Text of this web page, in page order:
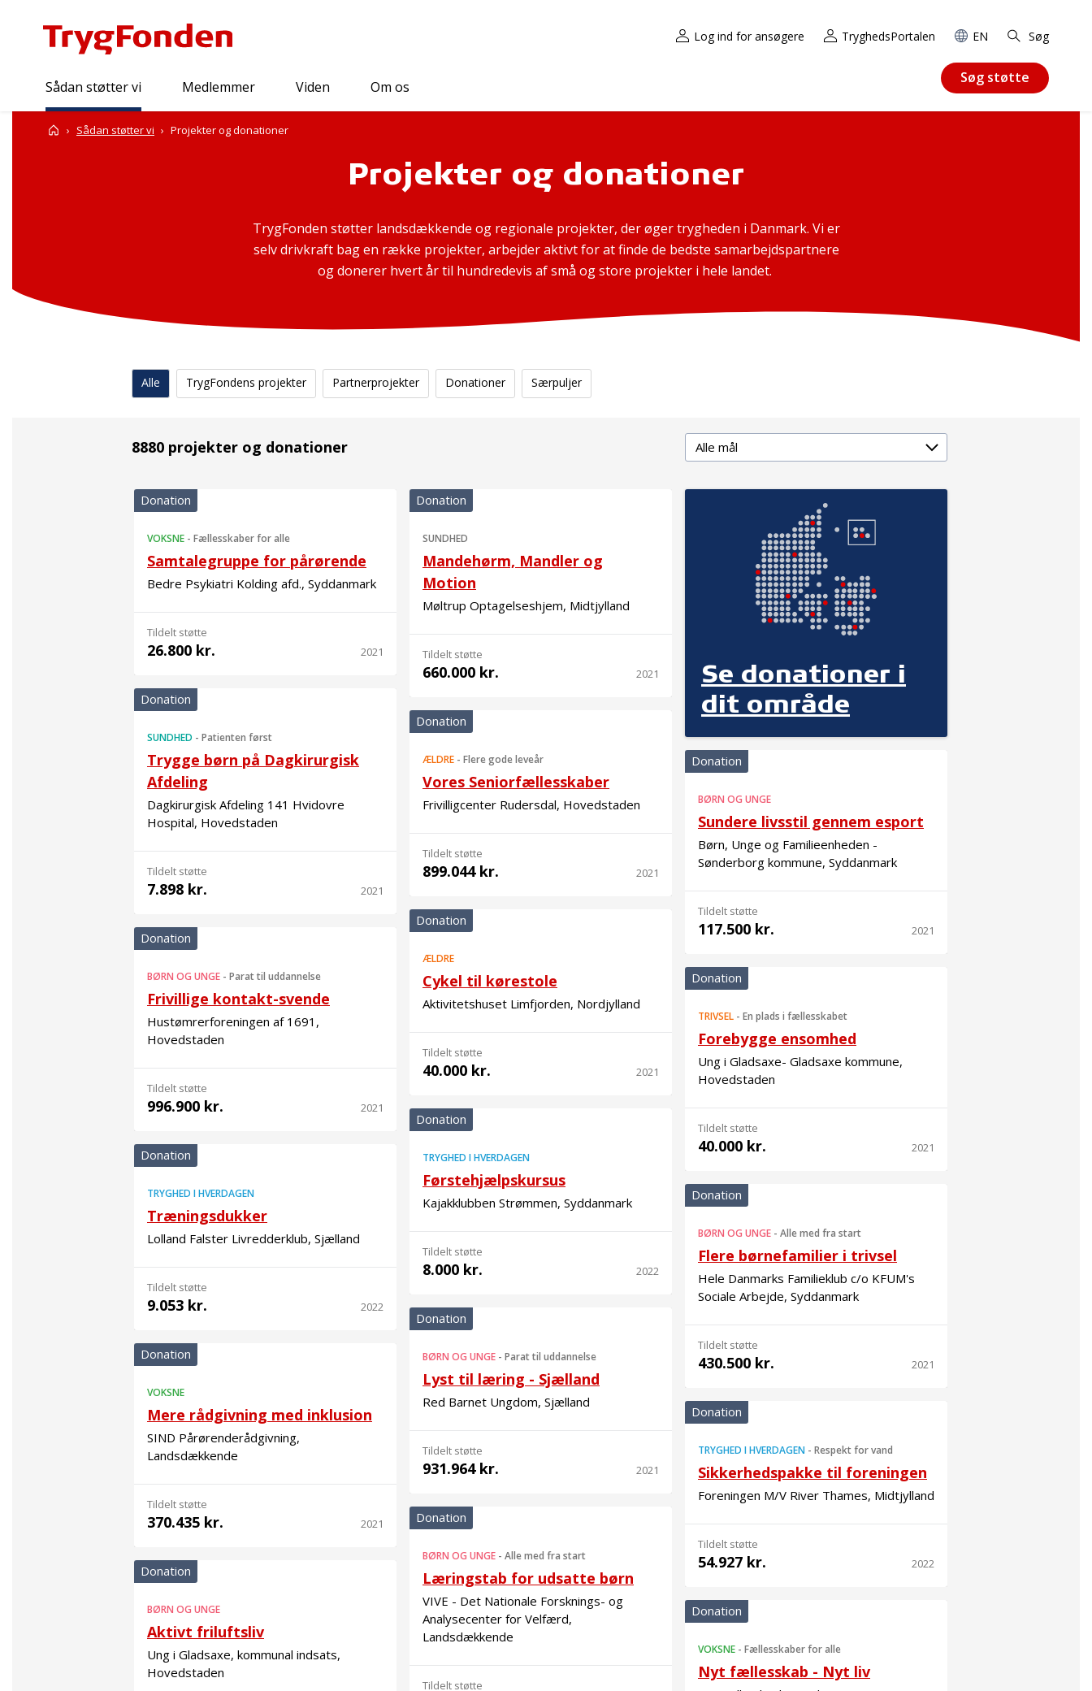
Log ind for ansøgere TryghedsPortalen EN Søg
Sådan støtter vi Medlemmer Viden Om os
Søg støtte
Forside
Sådan støtter vi Projekter og donationer
Projekter og donationer
TrygFonden støtter landsdækkende og regionale projekter, der øger trygheden i Danmark. Vi er
selv drivkraft bag en række projekter, arbejder aktivt for at finde de bedste samarbejdspartnere
og donerer hvert år til hundredevis af små og store projekter i hele landet.
Alle TrygFondens projekter Partnerprojekter Donationer Særpuljer
8880 projekter og donationer Delmål
Se donationer i
dit område
Donation
VOKSNE - Fællesskaber for alle
Samtalegruppe for pårørende
Bedre Psykiatri Kolding afd., Syddanmark
Tildelt støtte
26.800 kr. 2021
Donation
SUNDHED
Mandehørm, Mandler og
Motion
Møltrup Optagelseshjem, Midtjylland
Tildelt støtte
660.000 kr. 2021
Donation
SUNDHED - Patienten først
Trygge børn på Dagkirurgisk
Afdeling
Dagkirurgisk Afdeling 141 Hvidovre
Hospital, Hovedstaden
Tildelt støtte
7.898 kr. 2021
Donation
ÆLDRE - Flere gode leveår
Vores Seniorfællesskaber
Frivilligcenter Rudersdal, Hovedstaden
Tildelt støtte
899.044 kr. 2021
Donation
BØRN OG UNGE
Sundere livsstil gennem esport
Børn, Unge og Familieenheden -
Sønderborg kommune, Syddanmark
Tildelt støtte
117.500 kr. 2021
Donation
ÆLDRE
Cykel til kørestole
Aktivitetshuset Limfjorden, Nordjylland
Tildelt støtte
40.000 kr. 2021
Donation
BØRN OG UNGE - Parat til uddannelse
Frivillige kontakt-svende
Hustømrerforeningen af 1691,
Hovedstaden
Tildelt støtte
996.900 kr. 2021
Donation
TRIVSEL - En plads i fællesskabet
Forebygge ensomhed
Ung i Gladsaxe- Gladsaxe kommune,
Hovedstaden
Tildelt støtte
40.000 kr. 2021
Donation
TRYGHED I HVERDAGEN
Førstehjælpskursus
Kajakklubben Strømmen, Syddanmark
Tildelt støtte
8.000 kr. 2022
Donation
TRYGHED I HVERDAGEN
Træningsdukker
Lolland Falster Livredderklub, Sjælland
Tildelt støtte
9.053 kr. 2022
Donation
BØRN OG UNGE - Alle med fra start
Flere børnefamilier i trivsel
Hele Danmarks Familieklub c/o KFUM's
Sociale Arbejde, Syddanmark
Tildelt støtte
430.500 kr. 2021
Donation
BØRN OG UNGE - Parat til uddannelse
Lyst til læring - Sjælland
Red Barnet Ungdom, Sjælland
Tildelt støtte
931.964 kr. 2021
Donation
VOKSNE
Mere rådgivning med inklusion
SIND Pårørenderådgivning,
Landsdækkende
Tildelt støtte
370.435 kr. 2021
Donation
TRYGHED I HVERDAGEN - Respekt for vand
Sikkerhedspakke til foreningen
Foreningen M/V River Thames, Midtjylland
Tildelt støtte
54.927 kr. 2022
Donation
BØRN OG UNGE - Alle med fra start
Læringstab for udsatte børn
VIVE - Det Nationale Forsknings- og
Analysecenter for Velfærd,
Landsdækkende
Tildelt støtte
Donation
BØRN OG UNGE
Aktivt friluftsliv
Ung i Gladsaxe, kommunal indsats,
Hovedstaden
Donation
VOKSNE - Fællesskaber for alle
Nyt fællesskab - Nyt liv